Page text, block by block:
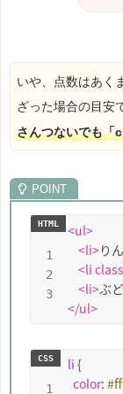
いや、点数はあく
ざった場合の目安
さんつないでも「
<ul>
<li>り
<li class
<li>ぶ
</ul>
li {
color: